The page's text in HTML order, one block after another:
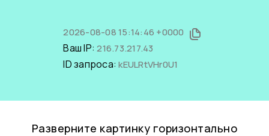
2026-08-08 15:14:46 +0000
Ваш IP:216.73.217.43
ID запроса:kEULRtVHr0U1
Разверните картинку горизонтально